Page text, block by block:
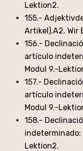
Lektion2.
155.-
Artikel).A2. Wir
156.-
artículo
Modul 9.-
157.-
artículo
Modul 9.-
158.-
indeterminado:
Lektion2.